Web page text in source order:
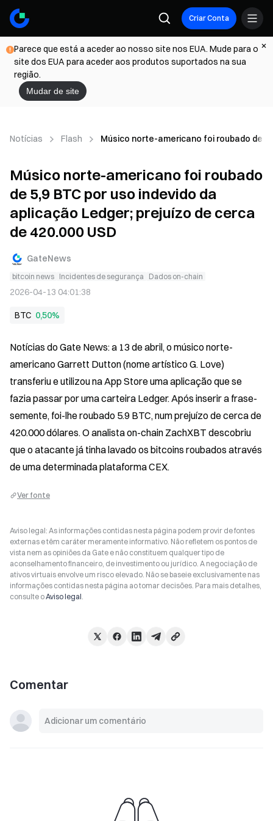
Criar Conta
Parece que está a aceder ao nosso site nos EUA. Mude para o
site dos EUA para aceder aos produtos suportados na sua
região.
Mudar de site
Notícias Flash Músico norte-americano foi roubado de
Músico norte-americano foi roubado
de 5,9 BTC por uso indevido da
aplicação Ledger; prejuízo de cerca
de 420.000 USD
GateNews
bitcoin news Incidentes de segurança Dados on-chain
2026-04-13 04:01:38
BTC 0,50%
Notícias do Gate News: a 13 de abril, o músico norte-
americano Garrett Dutton (nome artístico G. Love)
transferiu e utilizou na App Store uma aplicação que se
fazia passar por uma carteira Ledger. Após inserir a frase-
semente, foi-lhe roubado 5.9 BTC, num prejuízo de cerca de
420.000 dólares. O analista on-chain ZachXBT descobriu
que o atacante já tinha lavado os bitcoins roubados através
de uma determinada plataforma CEX.
Ver fonte
Aviso legal: As informações contidas nesta página podem provir de fontes
externas e têm caráter meramente informativo. Não refletem os pontos de
vista nem as opiniões da Gate e não constituem qualquer tipo de
aconselhamento financeiro, de investimento ou jurídico. A negociação de
ativos virtuais envolve um risco elevado. Não se baseie exclusivamente nas
informações contidas nesta página ao tomar decisões. Para mais detalhes,
consulte oAviso legal.
Comentar